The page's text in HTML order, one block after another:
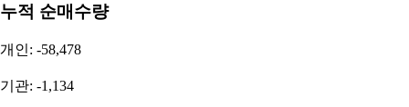
누적 순매수량
개인: -58,478
기관: -1,134